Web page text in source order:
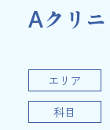
Aクリ
エリア
科目